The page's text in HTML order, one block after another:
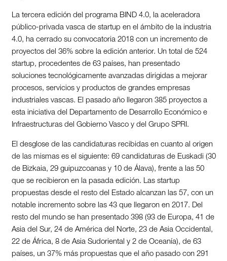
La tercera edición del programa BIND 4.0, la aceleradora
público-privada vasca de startup en el ámbito de la industria
4.0, ha cerrado su convocatoria 2018 con un incremento de
proyectos del 36% sobre la edición anterior. Un total de 524
startup, procedentes de 63 países, han presentado
soluciones tecnológicamente avanzadas dirigidas a mejorar
procesos, servicios y productos de grandes empresas
industriales vascas. El pasado año llegaron 385 proyectos a
esta iniciativa del Departamento de Desarrollo Económico e
Infraestructuras del Gobierno Vasco y del Grupo SPRI.
El desglose de las candidaturas recibidas en cuanto al origen
de las mismas es el siguiente: 69 candidaturas de Euskadi (30
de Bizkaia, 29 guipuzcoanas y 10 de Álava), frente a las 50
que se recibieron en la pasada edición. Las startup
propuestas desde el resto del Estado alcanzan las 57, con un
notable incremento sobre las 43 que llegaron en 2017. Del
resto del mundo se han presentado 398 (93 de Europa, 41 de
Asia del Sur, 24 de América del Norte, 23 de Asia Occidental,
22 de África, 8 de Asia Sudoriental y 2 de Oceanía), de 63
países, un 37% más propuestas que el año pasado con 291